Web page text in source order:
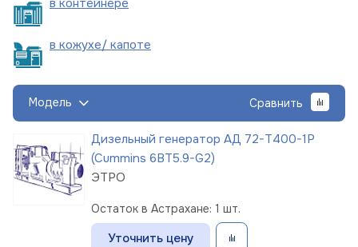
в кожухе/ капоте
Модель Сравнить
Дизельный генератор АД 72-Т400-1Р
(Cummins 6BT5.9-G2)
ЭТРО
Остаток в Астрахане: 1 шт.
Уточнить цену